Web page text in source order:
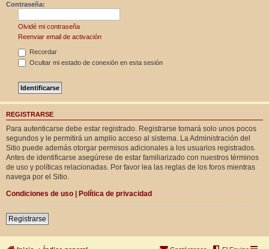
Contraseña:
Olvidé mi contraseña
Reenviar email de activación
Recordar
Ocultar mi estado de conexión en esta sesión
REGISTRARSE
Para autenticarse debe estar registrado. Registrarse tomará solo unos pocos
segundos y le permitirá un amplio acceso al sistema. La Administración del
Sitio puede además otorgar permisos adicionales a los usuarios registrados.
Antes de identificarse asegúrese de estar familiarizado con nuestros términos
de uso y políticas relacionadas. Por favor lea las reglas de los foros mientras
navega por el Sitio.
Condiciones de uso | Política de privacidad
Registrarse